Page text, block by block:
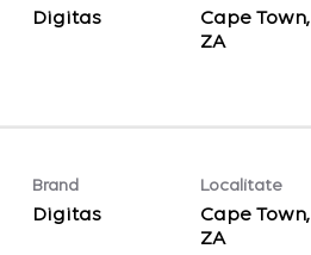
Digitas
Cape Town,
ZA
Brand
Digitas
Localitate
Cape Town,
ZA